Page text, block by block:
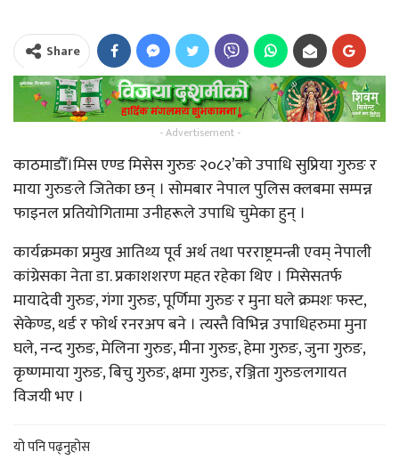
Share
- Advertisement -
काठमाडौँ।मिस एण्ड मिसेस गुरुङ २०८२’को उपाधि सुप्रिया गुरुङ र
माया गुरुङले जितेका छन् । सोमबार नेपाल पुलिस क्लबमा सम्पन्न
फाइनल प्रतियोगितामा उनीहरूले उपाधि चुमेका हुन् ।
कार्यक्रमका प्रमुख आतिथ्य पूर्व अर्थ तथा परराष्ट्रमन्त्री एवम् नेपाली
कांग्रेसका नेता डा. प्रकाशशरण महत रहेका थिए । मिसेसतर्फ
मायादेवी गुरुङ, गंगा गुरुङ, पूर्णिमा गुरुङ र मुना घले क्रमशः फस्ट,
सेकेण्ड, थर्ड र फोर्थ रनरअप बने । त्यस्तै विभिन्न उपाधिहरुमा मुना
घले, नन्द गुरुङ, मेलिना गुरुङ, मीना गुरुङ, हेमा गुरुङ, जुना गुरुङ,
कृष्णमाया गुरुङ, बिचु गुरुङ, क्षमा गुरुङ, रञ्जिता गुरुङलगायत
विजयी भए ।
यो पनि पढ्नुहोस